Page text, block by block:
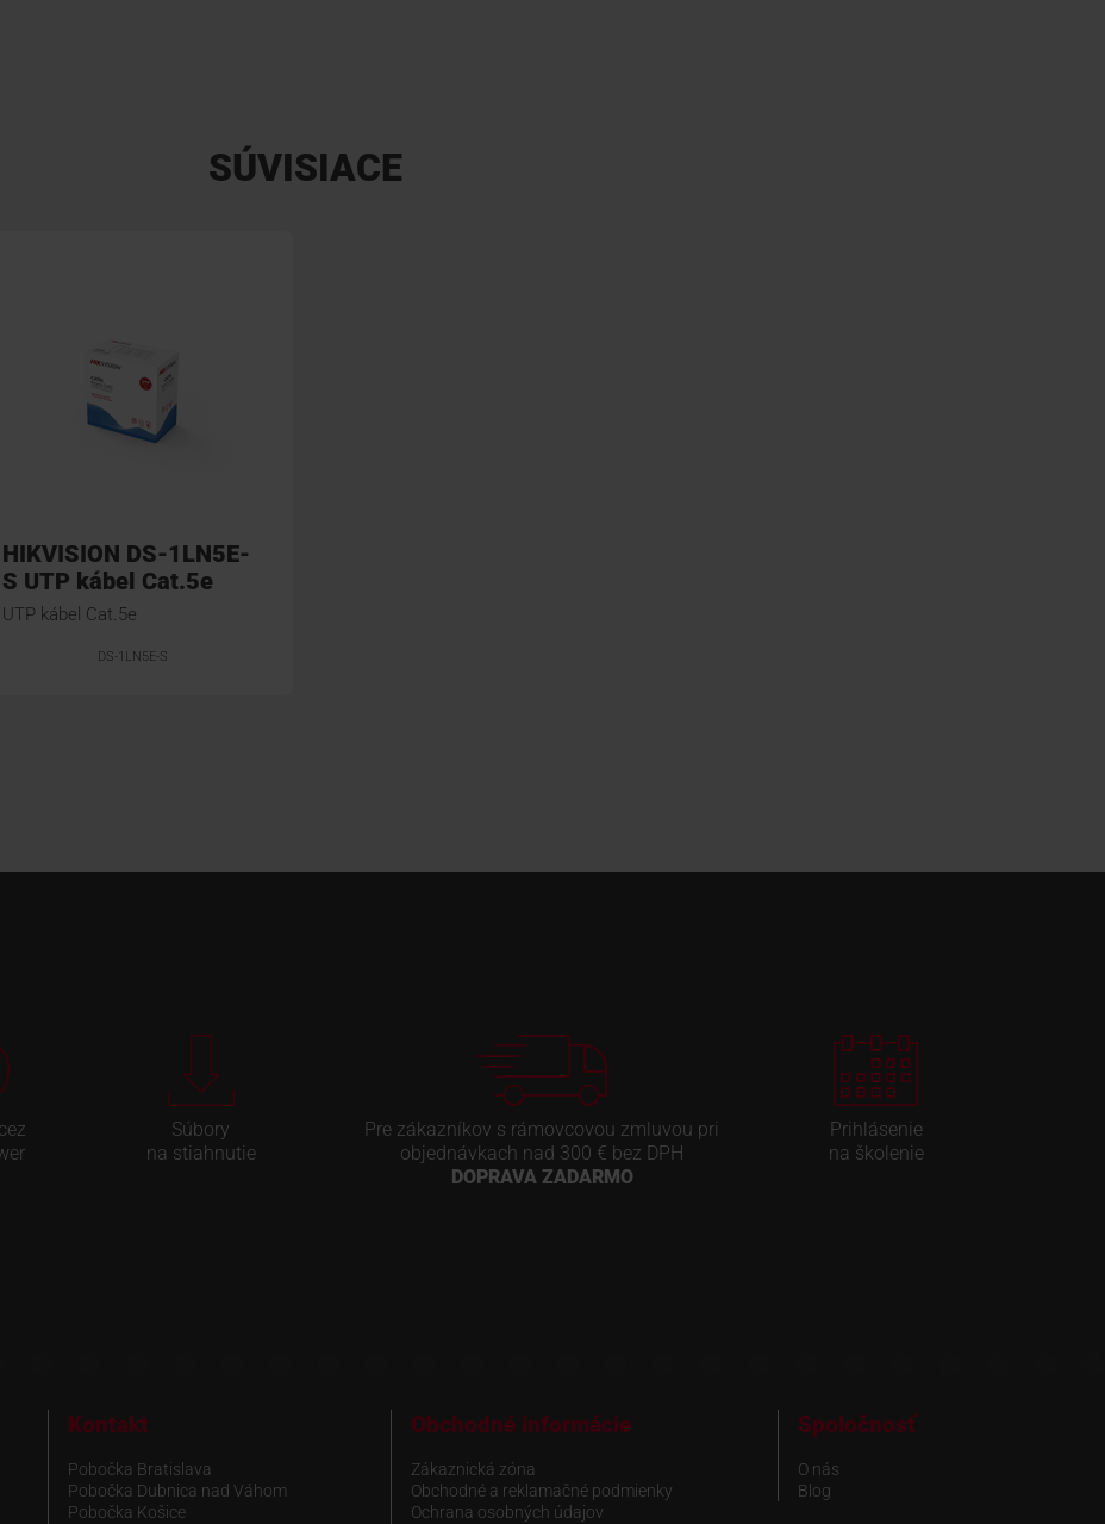
SÚVISIACE
HIKVISION DS-1LN5E-
S UTP kábel Cat.5e
UTP kábel Cat.5e
DS-1LN5E-S
Súbory
na stiahnutie
Pre zákazníkov s rámovcovou zmluvou pri
objednávkach nad 300 € bez DPH
DOPRAVA ZADARMO
Prihlásenie
na školenie
Kontakt
Pobočka Bratislava
Pobočka Dubnica nad Váhom
Pobočka Košice
Obchodné informácie
Zákaznická zóna
Obchodné a reklamačné podmienky
Ochrana osobných údajov
Spoločnosť
O nás
Blog